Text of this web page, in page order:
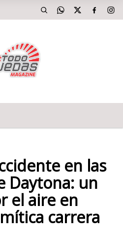
en las
Daytona: un
el aire en
carrera